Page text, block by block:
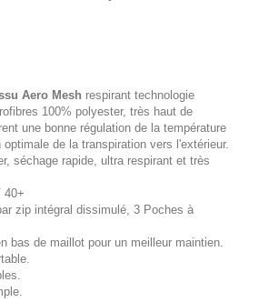
Aero Mesh respirant technologie
100% polyester, très haut de
une bonne régulation de la température
de la transpiration vers l'extérieur.
séchage rapide, ultra respirant et très
40+
zip intégral dissimulé, 3 Poches à
bas de maillot pour un meilleur maintien.